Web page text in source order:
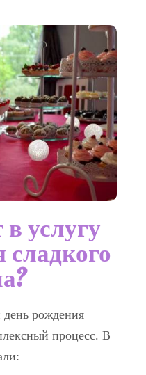
услугу
рождения
процесс. В